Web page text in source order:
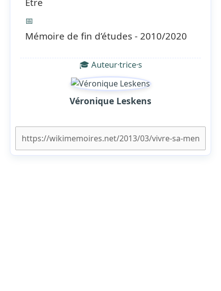
📅
Mémoire de fin d’études - 2010/2020
🎓 Auteur·trice·s
Véronique Leskens